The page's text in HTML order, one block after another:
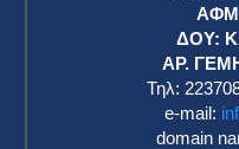
ΑΦΜ:
ΔΟΥ:
ΑΡ.
Τηλ:
e-mail:
domain